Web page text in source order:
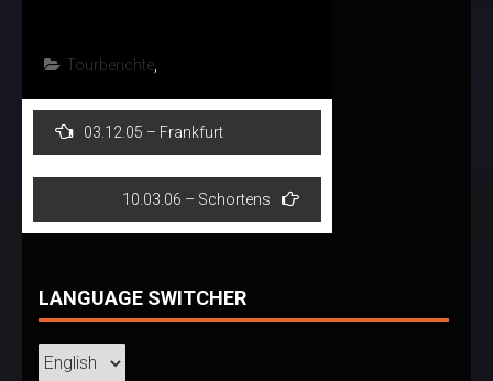
Tourberichte
Post
navigation
03.12.05 – Frankfurt
10.03.06 – Schortens
LANGUAGE SWITCHER